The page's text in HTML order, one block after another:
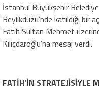
İstanbul Büyükşehir
Beylikdüzü’nde katıldığı bir
Fatih Sultan Mehmet
Kılıçdaroğlu’na mesaj verdi.
FATİH’İN STRATEJİSİYLE